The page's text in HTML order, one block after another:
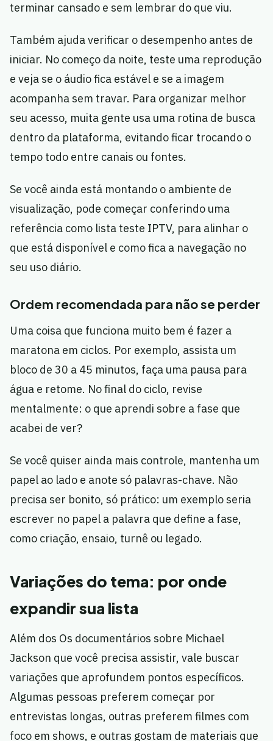
terminar cansado e sem lembrar do que viu.
Também ajuda verificar o desempenho antes de
iniciar. No começo da noite, teste uma reprodução
e veja se o áudio fica estável e se a imagem
acompanha sem travar. Para organizar melhor
seu acesso, muita gente usa uma rotina de busca
dentro da plataforma, evitando ficar trocando o
tempo todo entre canais ou fontes.
Se você ainda está montando o ambiente de
visualização, pode começar conferindo uma
referência como lista teste IPTV, para alinhar o
que está disponível e como fica a navegação no
seu uso diário.
Ordem recomendada para não se perder
Uma coisa que funciona muito bem é fazer a
maratona em ciclos. Por exemplo, assista um
bloco de 30 a 45 minutos, faça uma pausa para
água e retome. No final do ciclo, revise
mentalmente: o que aprendi sobre a fase que
acabei de ver?
Se você quiser ainda mais controle, mantenha um
papel ao lado e anote só palavras-chave. Não
precisa ser bonito, só prático: um exemplo seria
escrever no papel a palavra que define a fase,
como criação, ensaio, turnê ou legado.
Variações do tema: por onde
expandir sua lista
Além dos Os documentários sobre Michael
Jackson que você precisa assistir, vale buscar
variações que aprofundem pontos específicos.
Algumas pessoas preferem começar por
entrevistas longas, outras preferem filmes com
foco em shows, e outras gostam de materiais que